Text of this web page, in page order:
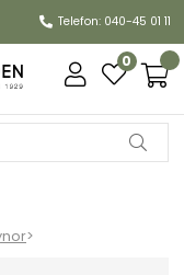
Telefon: 040-45 01 11
0
>